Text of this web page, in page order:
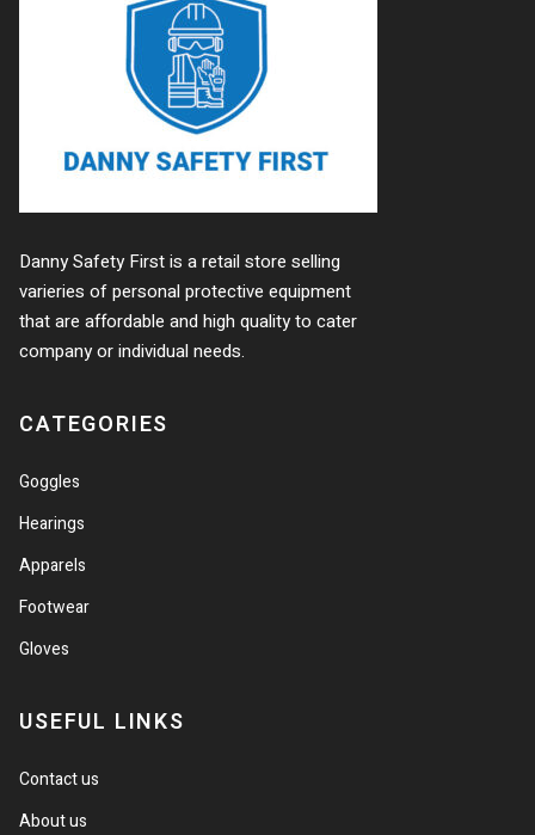
Danny Safety First is a retail store selling
varieries of personal protective equipment
that are affordable and high quality to cater
company or individual needs.
CATEGORIES
Goggles
Hearings
Apparels
Footwear
Gloves
USEFUL LINKS
Contact us
About us